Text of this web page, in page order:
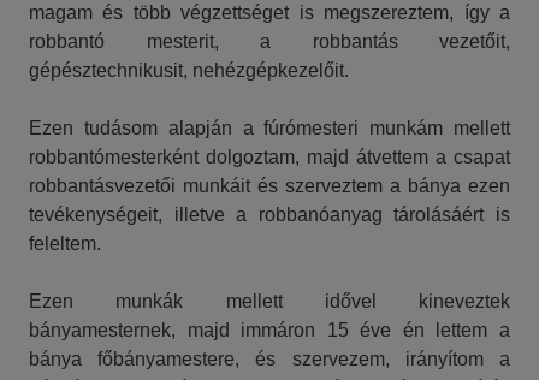
magam és több végzettséget is megszereztem, így a
robbantó mesterit, a robbantás vezetőit,
gépésztechnikusit, nehézgépkezelőit.
Ezen tudásom alapján a fúrómesteri munkám mellett
robbantómesterként dolgoztam, majd átvettem a csapat
robbantásvezetői munkáit és szerveztem a bánya ezen
tevékenységeit, illetve a robbanóanyag tárolásáért is
feleltem.
Ezen munkák mellett idővel kineveztek
bányamesternek, majd immáron 15 éve én lettem a
bánya főbányamestere, és szervezem, irányítom a